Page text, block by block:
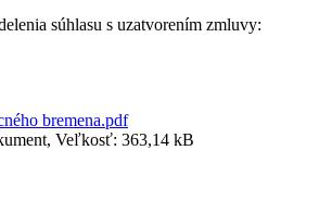
súhlasu s uzatvorením zmluvy:
bremena.pdf
Veľkosť: 363,14 kB